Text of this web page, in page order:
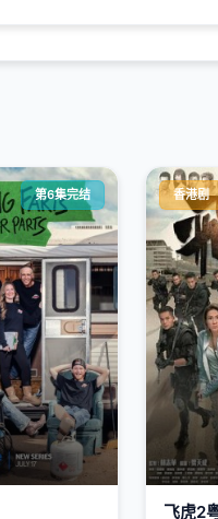
第6集完结 香港剧
飞虎2